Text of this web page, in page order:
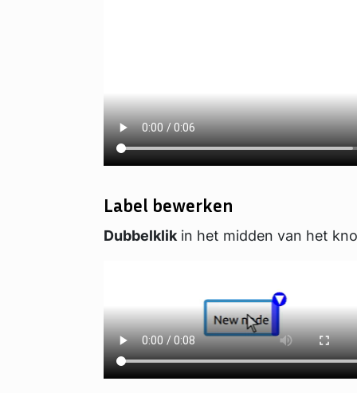
Label bewerken
Dubbelklik in het midden van het